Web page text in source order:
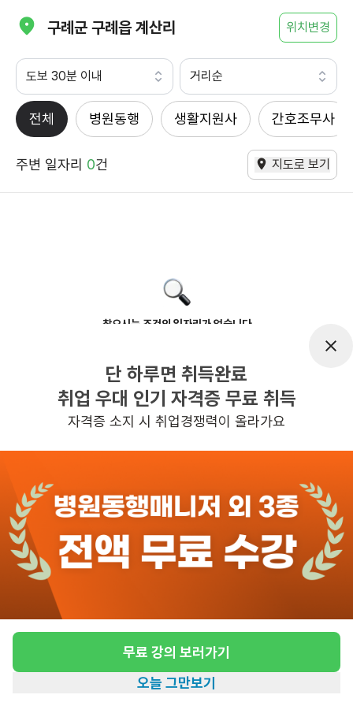
구례군 구례읍 계산리 위치변경
도보 30분 이내 거리순
전체 병원동행 생활지원사 간호조무사
주변 일자리 0건 지도로 보기
찾으시는 조건의 일자리가 없습니다
반경 3KM 이내의 일자리 확인하기
단 하루면 취득완료
취업 우대 인기 자격증 무료 취득
자격증 소지 시 취업경쟁력이 올라가요
무료 강의 보러가기
오늘 그만보기